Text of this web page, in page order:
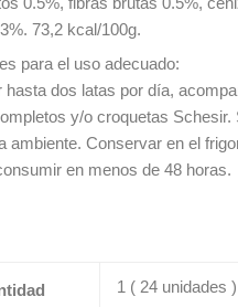
73,2 kcal/100g.
para el uso adecuado:
hasta dos latas por día,
y/o croquetas Schesir.
ambiente. Conservar en el
en menos de 48 horas.
1 ( 24 unidades )